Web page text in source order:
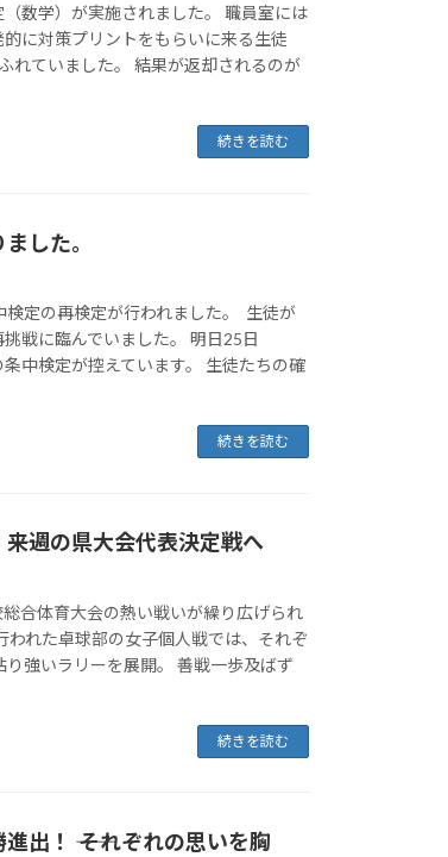
数学）が実施されました。 職員室には
に対策プリントをもらいに来る生徒
れていました。 結果が返却されるのが
続きを読む
した。
定の再検定が行われました。 生徒が
戦に臨んでいました。 明日25日
条中検定が控えています。 生徒たちの確
続きを読む
来週の県大会代表決定戦へ
合体育大会の熱い戦いが繰り広げられ
われた卓球部の女子個人戦では、それぞ
強いラリーを展開。 善戦一歩及ばず
続きを読む
出！ ―― それぞれの思いを胸